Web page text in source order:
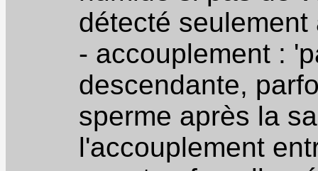
détecté seulement
- accouplement :
descendante,
sperme après la
l'accouplement